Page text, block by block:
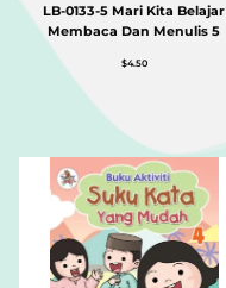
LB-0133-5 Mari Kita Belajar
Membaca Dan Menulis 5
$4.50